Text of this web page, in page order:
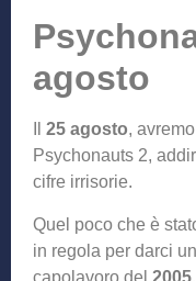
agosto
25 agosto,
Psychonauts 2,
cifre irrisorie.
Quel poco che è
in regola per darci
capolavoro del 2005.